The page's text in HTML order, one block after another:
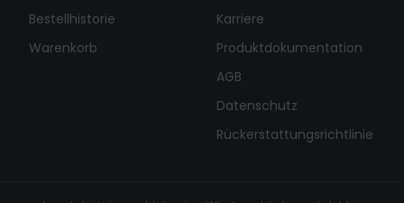
Bestellhistorie
Warenkorb
Karriere
Produktdokumentation
AGB
Datenschutz
Rückerstattungsrichtlinie